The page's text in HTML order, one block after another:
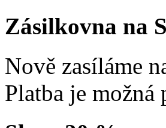
Zásilkovna na
Nově zasíláme
Platba je